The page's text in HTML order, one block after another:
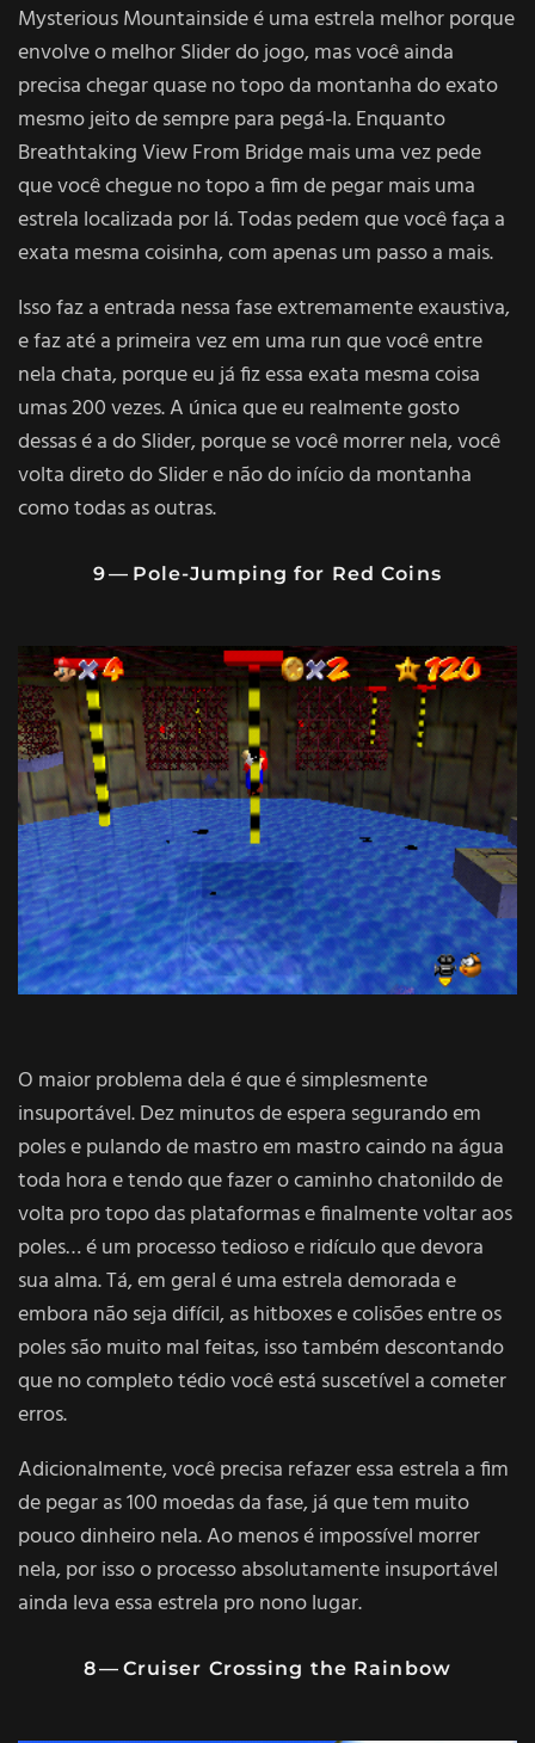
Mysterious Mountainside é uma estrela melhor porque
envolve o melhor Slider do jogo, mas você ainda
precisa chegar quase no topo da montanha do exato
mesmo jeito de sempre para pegá-la. Enquanto
Breathtaking View From Bridge mais uma vez pede
que você chegue no topo a fim de pegar mais uma
estrela localizada por lá. Todas pedem que você faça a
exata mesma coisinha, com apenas um passo a mais.
Isso faz a entrada nessa fase extremamente exaustiva,
e faz até a primeira vez em uma run que você entre
nela chata, porque eu já fiz essa exata mesma coisa
umas 200 vezes. A única que eu realmente gosto
dessas é a do Slider, porque se você morrer nela, você
volta direto do Slider e não do início da montanha
como todas as outras.
9 — Pole-Jumping for Red Coins
O maior problema dela é que é simplesmente
insuportável. Dez minutos de espera segurando em
poles e pulando de mastro em mastro caindo na água
toda hora e tendo que fazer o caminho chatonildo de
volta pro topo das plataformas e finalmente voltar aos
poles… é um processo tedioso e ridículo que devora
sua alma. Tá, em geral é uma estrela demorada e
embora não seja difícil, as hitboxes e colisões entre os
poles são muito mal feitas, isso também descontando
que no completo tédio você está suscetível a cometer
erros.
Adicionalmente, você precisa refazer essa estrela a fim
de pegar as 100 moedas da fase, já que tem muito
pouco dinheiro nela. Ao menos é impossível morrer
nela, por isso o processo absolutamente insuportável
ainda leva essa estrela pro nono lugar.
8 — Cruiser Crossing the Rainbow